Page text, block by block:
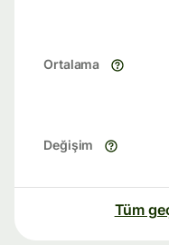
Ortalama
Değişim
Tüm